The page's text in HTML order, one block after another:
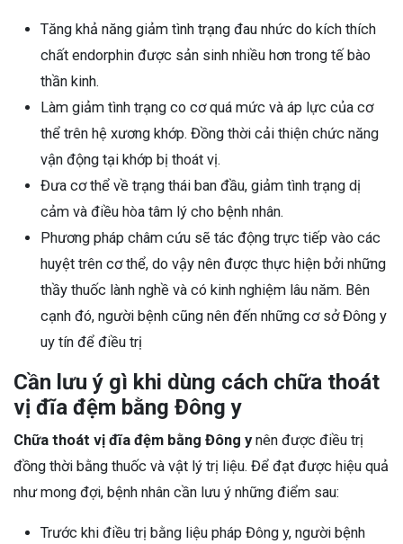
Tăng khả năng giảm tình trạng đau nhức do kích thích
chất endorphin được sản sinh nhiều hơn trong tế bào
thần kinh.
Làm giảm tình trạng co cơ quá mức và áp lực của cơ
thể trên hệ xương khớp. Đồng thời cải thiện chức năng
vận động tại khớp bị thoát vị.
Đưa cơ thể về trạng thái ban đầu, giảm tình trạng dị
cảm và điều hòa tâm lý cho bệnh nhân.
Phương pháp châm cứu sẽ tác động trực tiếp vào các
huyệt trên cơ thể, do vậy nên được thực hiện bởi những
thầy thuốc lành nghề và có kinh nghiệm lâu năm. Bên
cạnh đó, người bệnh cũng nên đến những cơ sở Đông y
uy tín để điều trị
Cần lưu ý gì khi dùng cách chữa thoát
vị đĩa đệm bằng Đông y
Chữa thoát vị đĩa đệm bằng Đông ynên được điều trị
đồng thời bằng thuốc và vật lý trị liệu. Để đạt được hiệu quả
như mong đợi, bệnh nhân cần lưu ý những điểm sau:
Trước khi điều trị bằng liệu pháp Đông y, người bệnh